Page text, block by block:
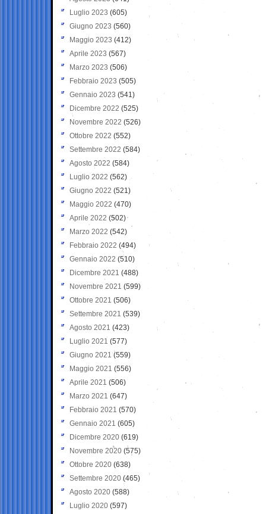
Luglio 2023 (605)
Giugno 2023 (560)
Maggio 2023 (412)
Aprile 2023 (567)
Marzo 2023 (506)
Febbraio 2023 (505)
Gennaio 2023 (541)
Dicembre 2022 (525)
Novembre 2022 (526)
Ottobre 2022 (552)
Settembre 2022 (584)
Agosto 2022 (584)
Luglio 2022 (562)
Giugno 2022 (521)
Maggio 2022 (470)
Aprile 2022 (502)
Marzo 2022 (542)
Febbraio 2022 (494)
Gennaio 2022 (510)
Dicembre 2021 (488)
Novembre 2021 (599)
Ottobre 2021 (506)
Settembre 2021 (539)
Agosto 2021 (423)
Luglio 2021 (577)
Giugno 2021(559)
Maggio 2021 (556)
Aprile 2021 (506)
Marzo 2021 (647)
Febbraio 2021 (570)
Gennaio 2021 (605)
Dicembre 2020 (619)
Novembre 2020 (575)
Ottobre 2020 (638)
Settembre 2020(465)
Agosto 2020 (588)
Luglio 2020 (597)